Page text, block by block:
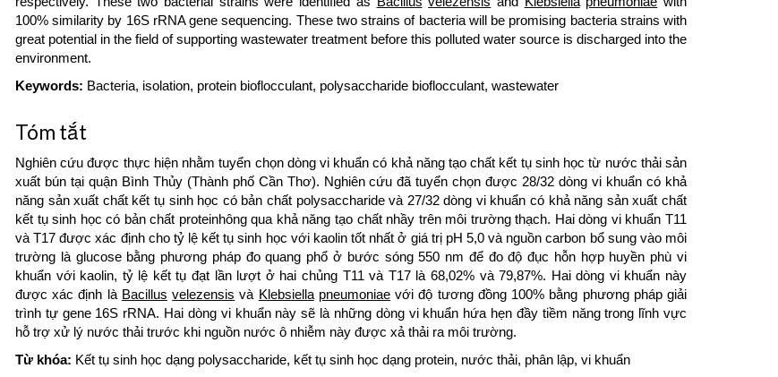
100% similarity by 16S rRNA gene sequencing. These two strains of bacteria will be promising bacteria strains with
great potential in the field of supporting wastewater treatment before this polluted water source is discharged into the
environment.
Keywords: Bacteria, isolation, protein bioflocculant, polysaccharide bioflocculant, wastewater
Tóm tắt
Nghiên cứu được thực hiện nhằm tuyển chọn dòng vi khuẩn có khả năng tạo chất kết tụ sinh học từ nước thải sản
xuất bún tại quận Bình Thủy (Thành phố Cần Thơ). Nghiên cứu đã tuyển chọn được 28/32 dòng vi khuẩn có khả
năng sản xuất chất kết tụ sinh học có bản chất polysaccharide và 27/32 dòng vi khuẩn có khả năng sản xuất chất
kết tụ sinh học có bản chất proteinhông qua khả năng tạo chất nhầy trên môi trường thạch. Hai dòng vi khuẩn T11
và T17 được xác định cho tỷ lệ kết tụ sinh học với kaolin tốt nhất ở giá trị pH 5,0 và nguồn carbon bổ sung vào môi
trường là glucose bằng phương pháp đo quang phổ ở bước sóng 550 nm để đo độ đục hỗn hợp huyền phù vi
khuẩn với kaolin, tỷ lệ kết tụ đạt lần lượt ở hai chủng T11 và T17 là 68,02% và 79,87%. Hai dòng vi khuẩn này
được xác định là Bacillus velezensis và Klebsiella pneumoniaevới độ tương đồng 100% bằng phương pháp giải
trình tự gene 16S rRNA. Hai dòng vi khuẩn này sẽ là những dòng vi khuẩn hứa hẹn đầy tiềm năng trong lĩnh vực
hỗ trợ xử lý nước thải trước khi nguồn nước ô nhiễm này được xả thải ra môi trường.
Từ khóa: Kết tụ sinh học dạng polysaccharide, kết tụ sinh học dạng protein, nước thải, phân lập, vi khuẩn